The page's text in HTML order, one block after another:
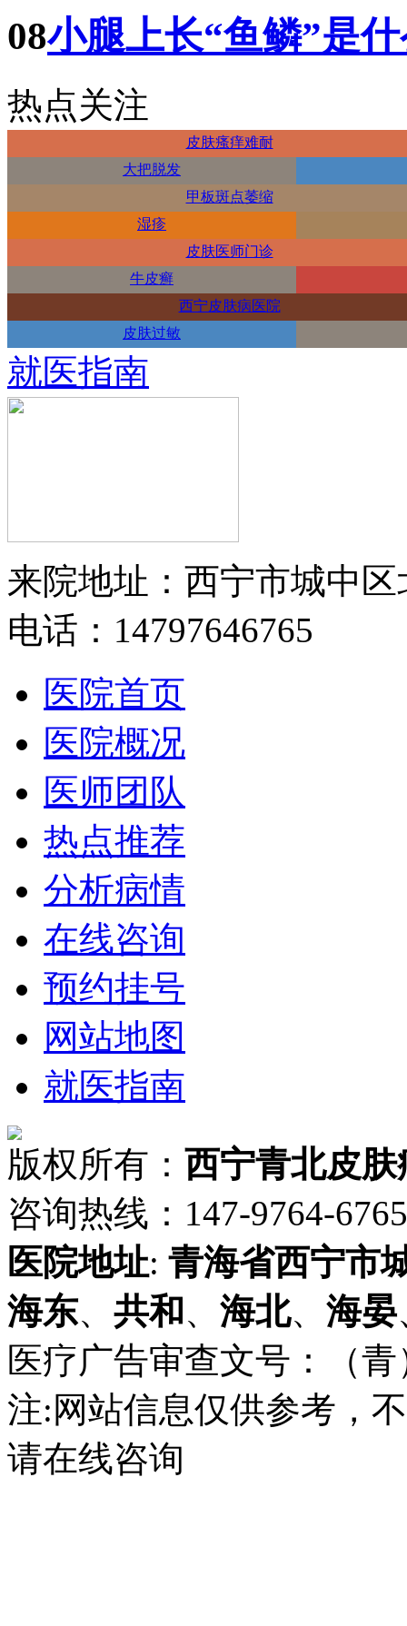
08小腿上长“鱼鳞”是
热点关注
皮肤瘙痒难耐
大把脱发
甲板斑点萎缩
湿疹
皮肤医师门诊
牛皮癣
西宁皮肤病医院
皮肤过敏
就医指南
来院地址：西宁市城中区
电话：14797646765
医院首页
医院概况
医师团队
热点推荐
分析病情
在线咨询
预约挂号
网站地图
就医指南
版权所有： 西宁青北皮肤
咨询热线：147-9764-
医院地址: 青海省西宁市
海东、 共和 、 海北、 海晏
医疗广告审查文号：（
注:网站信息仅供参考，
请在线咨询